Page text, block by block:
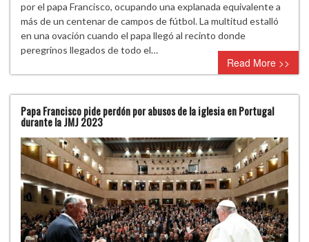
por el papa Francisco, ocupando una explanada equivalente a
más de un centenar de campos de fútbol. La multitud estalló
en una ovación cuando el papa llegó al recinto donde
peregrinos llegados de todo el…
Read More >>
Papa Francisco pide perdón por abusos de la iglesia en Portugal
durante la JMJ 2023